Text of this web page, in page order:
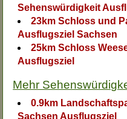
Sehenswürdigkeit
23km Schloss und
Ausflugsziel Sachsen
25km Schloss
Ausflugsziel
Mehr
0.9km
Sachsen Ausflugsziel